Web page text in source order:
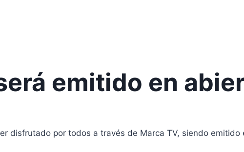
emitido en
disfrutado por todos a través de Marca TV, siendo